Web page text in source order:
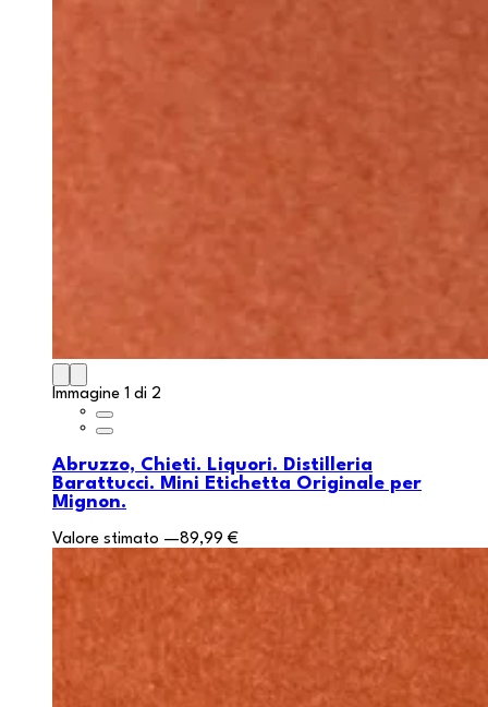
Immagine 1 di 2
Abruzzo, Chieti. Liquori. Distilleria
Barattucci. Mini Etichetta Originale per
Mignon.
Valore stimato —89,99 €